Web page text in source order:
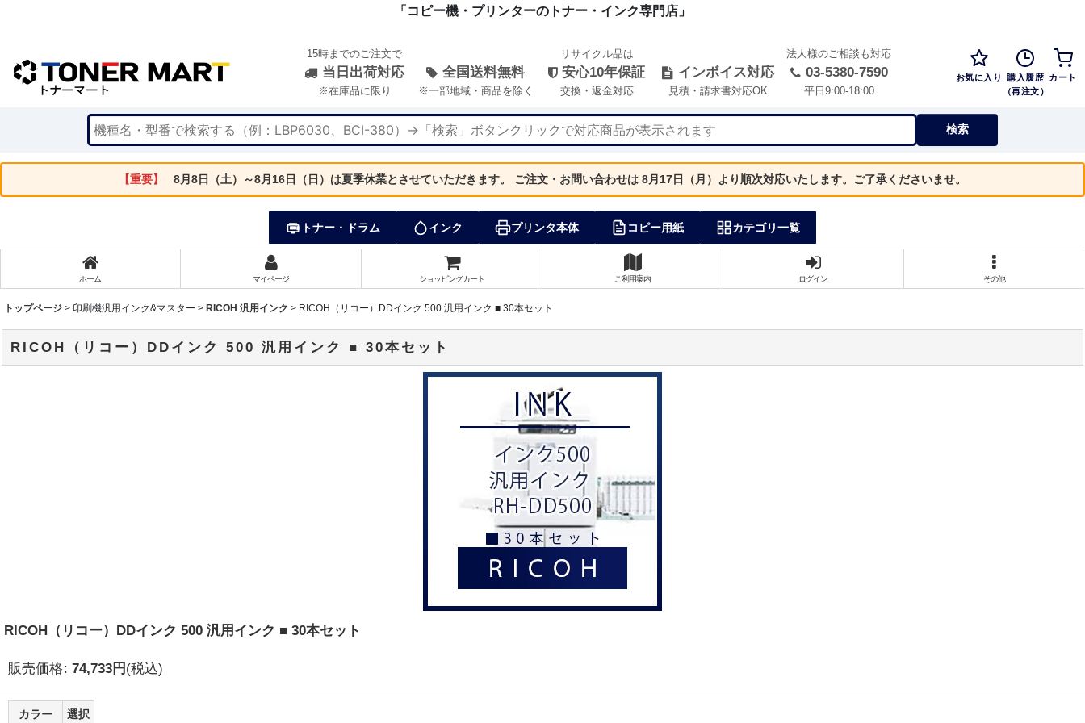
「コピー機・プリンターのトナー・インク専門店」
15時までのご注文で
当日出荷対応
※在庫品に限り
全国送料無料
※一部地域・商品を除く
リサイクル品は
安心10年保証
交換・返金対応
インボイス対応
見積・請求書対応OK
法人様のご相談も対応
03-5380-7590
平日9:00-18:00
お気に入り 購入履歴
（再注文）
カート
検索
【重要】 8月8日（土）～8月16日（日）は夏季休業とさせていただきます。 ご注文・お問い合わせは 8月17日（月）より順次対応いたします。ご了承くださいませ。
トナー・ドラム インク プリンタ本体 コピー用紙 カテゴリ一覧
ホーム マイページ ショッピングカート ご利用案内 ログイン その他
トップページ > 印刷機汎用インク&マスター > RICOH 汎用インク > RICOH（リコー）DDインク 500 汎用インク ■ 30本セット
RICOH（リコー）DDインク 500 汎用インク ■ 30本セット
RICOH（リコー）DDインク 500 汎用インク ■ 30本セット
販売価格: 74,733円 (税込)
カラー 選択